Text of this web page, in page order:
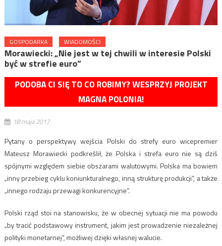
GOSPODARKA WIADOMOŚCI
Morawiecki: „Nie jest w tej chwili w interesie Polski
być w strefie euro”
PODOBA CI SIĘ TO CO ROBIMY? WESPRZYJ PROJEKT
MAGNA POLONIA!
18 maja 2017
Pytany o perspektywy wejścia Polski do strefy euro wicepremier
Mateusz Morawiecki podkreślił, że Polska i strefa euro nie są dziś
spójnymi względem siebie obszarami walutowymi. Polska ma bowiem
„inny przebieg cyklu koniunkturalnego, inną strukturę produkcji”, a także
„innego rodzaju przewagi konkurencyjne”.
Polski rząd stoi na stanowisku, że w obecnej sytuacji nie ma powodu
„by tracić podstawowy instrument, jakim jest prowadzenie niezależnej
polityki monetarnej”, możliwej dzięki własnej walucie.